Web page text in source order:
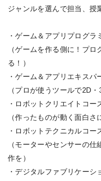
ジャンルを選んで担当、授
・ゲーム＆アプリプログラ
（ゲームを作る側に！プ
る！）
・ゲーム＆アプリエキスパ
（プロが使うツールで2D
・ロボットクリエイトコー
（作ったものが動く面白さ
・ロボットテクニカルコー
（モーターやセンサーの
作を）
・デジタルファブリケーシ